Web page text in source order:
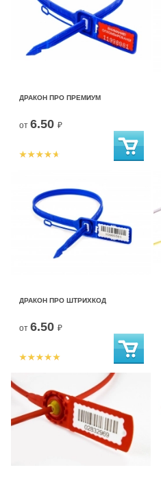
ДРАКОН ПРО ПРЕМИУМ
от 6.50 ₽
ДРАКОН ПРО ШТРИХКОД
от 6.50 ₽